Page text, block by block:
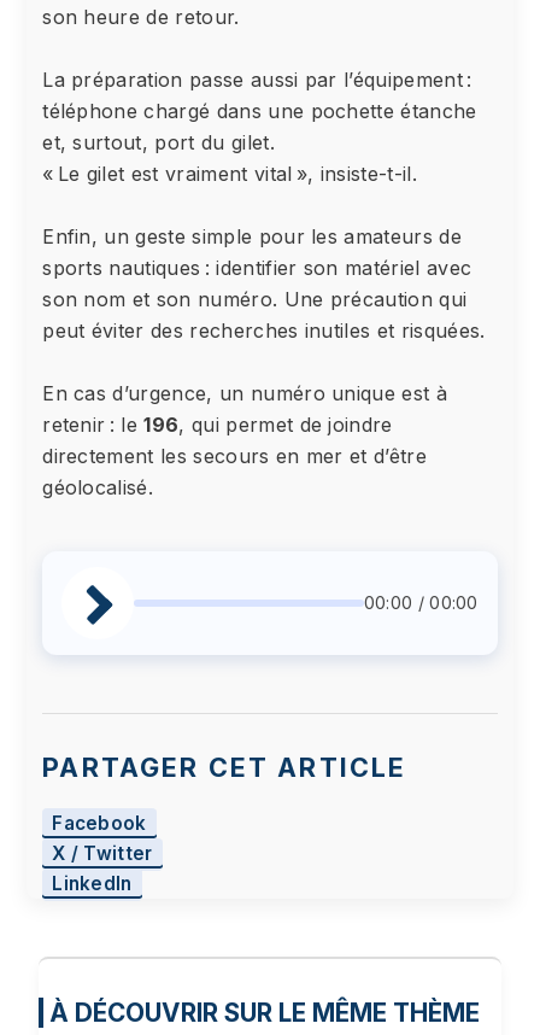
son heure de retour.
La préparation passe aussi par l’équipement :
téléphone chargé dans une pochette étanche
et, surtout, port du gilet.
« Le gilet est vraiment vital », insiste-t-il.
Enfin, un geste simple pour les amateurs de
sports nautiques : identifier son matériel avec
son nom et son numéro. Une précaution qui
peut éviter des recherches inutiles et risquées.
En cas d’urgence, un numéro unique est à
retenir : le196, qui permet de joindre
directement les secours en mer et d’être
géolocalisé.
00:00 / 00:00
PARTAGER CET ARTICLE
Facebook
X / Twitter
LinkedIn
À DÉCOUVRIR SUR LE MÊME THÈME